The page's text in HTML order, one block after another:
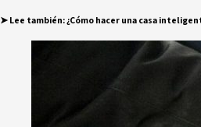
➤ Lee también: ¿Cómo hacer una casa